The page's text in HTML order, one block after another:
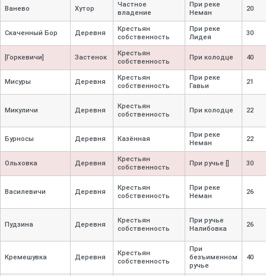
Ванево Хутор
Частное
владение
При реке
Неман
20
Скаченный Бор Деревня
Крестьян
собственность
При реке
Лидея
30
[Горкевичи] Застенок
Крестьян
собственность
При колодце 40
Мисуры Деревня
Крестьян
собственность
При реке
Гавьи
21
Микуличи Деревня
Крестьян
собственность
При колодце 22
Бурносы Деревня Казённая
При реке
Неман
22
Ольховка Деревня
Крестьян
собственность
При ручье [] 30
Василевичи Деревня
Крестьян
собственность
При реке
Неман
26
Пудзина Деревня
Крестьян
собственность
При ручье
Налибовка
26
Кремешувка Деревня
Крестьян
собственность
При
безъименном
ручье
40